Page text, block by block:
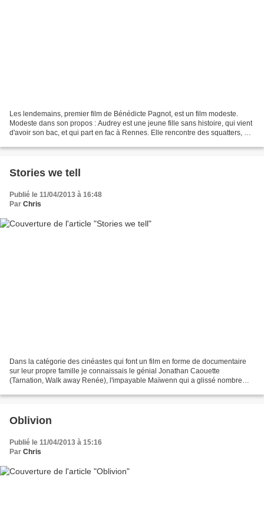
Les lendemains, premier film de Bénédicte Pagnot, est un film modeste.
Modeste dans son propos : Audrey est une jeune fille sans histoire, qui vient
d'avoir son bac, et qui part en fac à Rennes. Elle rencontre des squatters, et
Stories we tell
Publié le 11/04/2013 à 16:48
Par Chris
Dans la catégorie des cinéastes qui font un film en forme de documentaire
sur leur propre famille je connaissais le génial Jonathan Caouette
(Tarnation, Walk away Renée), l'impayable Maïwenn qui a glissé nombre
Oblivion
Publié le 11/04/2013 à 15:16
Par Chris